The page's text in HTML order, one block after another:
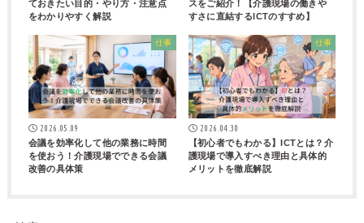
ておきたい目的・やり方・注意点
をわかりやすく解説
スをご紹介！【介護現場の働きや
すさに直結するICTのすすめ】
仕事
2026.05.09
会議を効率化して他の業務に時間
を使おう！介護現場でできる会議
改善の具体策
仕事
2026.04.30
【初心者でもわかる】ICTとは？介
護現場で導入すべき理由と具体的
メリットを徹底解説